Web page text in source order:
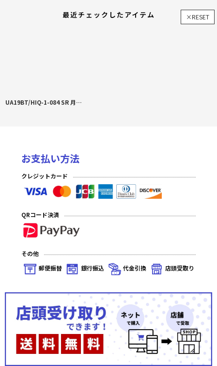
最近チェックしたアイテム ×RESET
UA19BT/HIQ-1-084 SR 月島 蛍
お支払い方法
クレジットカード
QRコード決済
その他
郵便振替
銀行振込 代金引換 店頭受取り